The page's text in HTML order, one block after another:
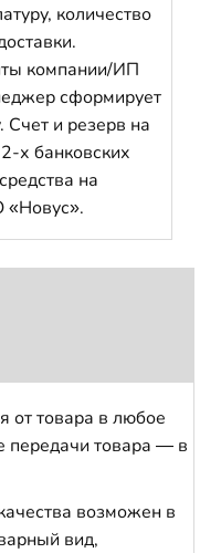
количество
компании/ИП
сформирует
Счет и резерв на
х банковских
на
«Новус».
от товара в любое
передачи товара — в
возможен в
вид,